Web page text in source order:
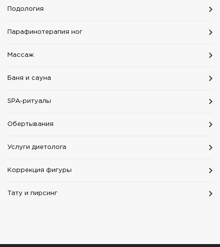
Подология
Парафинотерапия ног
Массаж
Баня и сауна
SPA-ритуалы
Обертывания
Услуги диетолога
Коррекция фигуры
Тату и пирсинг